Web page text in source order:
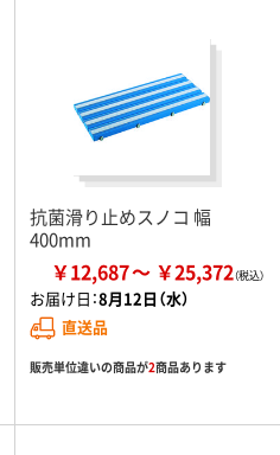
抗菌滑り止めスノコ 幅
400mm
￥12,687 ￥25,372
お届け日：8月12日（水）
直送品
販売単位違いの商品が2商品あります